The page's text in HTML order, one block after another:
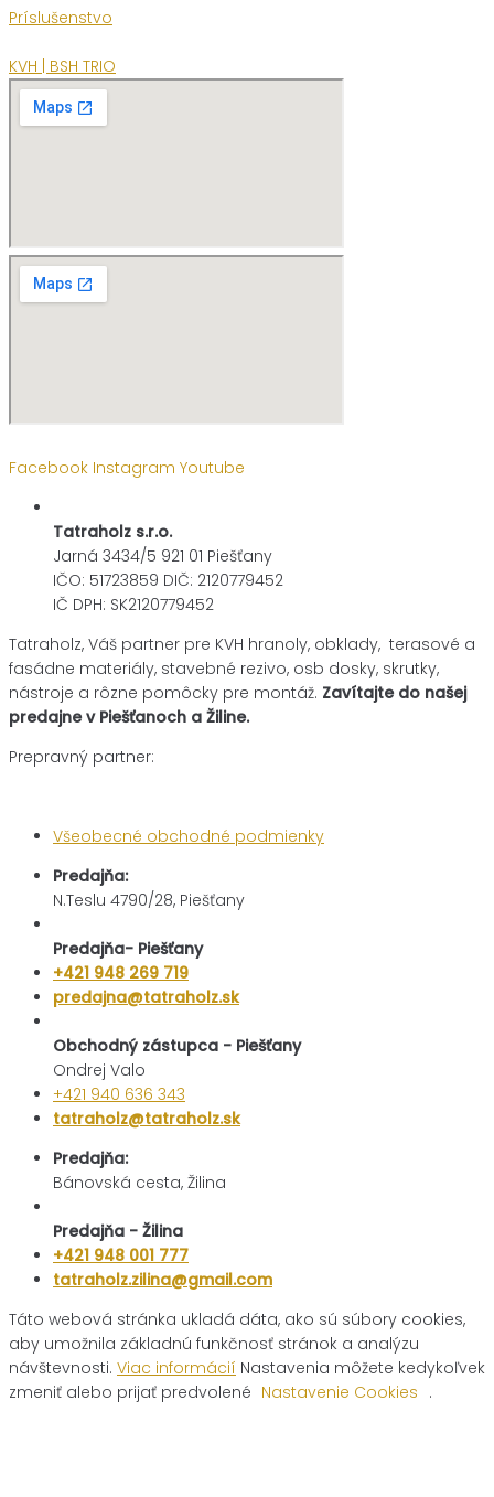
Príslušenstvo
KVH | BSH TRIO
Facebook Instagram Youtube
Tatraholz s.r.o.
Jarná 3434/5 921 01 Piešťany
IČO: 51723859 DIČ: 2120779452
IČ DPH: SK2120779452
Tatraholz, Váš partner pre KVH hranoly, obklady, terasové a
fasádne materiály, stavebné rezivo, osb dosky, skrutky,
nástroje a rôzne pomôcky pre montáž. Zavítajte do našej
predajne v Piešťanoch a Žiline.
Prepravný partner:
Všeobecné obchodné podmienky
Predajňa:
N.Teslu 4790/28, Piešťany
Predajňa- Piešťany
+421 948 269 719
predajna@tatraholz.sk
Obchodný zástupca - Piešťany
Ondrej Valo
+421 940 636 343
tatraholz@tatraholz.sk
Predajňa:
Bánovská cesta, Žilina
Predajňa - Žilina
+421 948 001 777
tatraholz.zilina@gmail.com
Táto webová stránka ukladá dáta, ako sú súbory cookies,
aby umožnila základnú funkčnosť stránok a analýzu
návštevnosti. Viac informácií Nastavenia môžete kedykoľvek
zmeniť alebo prijať predvolené Nastavenie Cookies .